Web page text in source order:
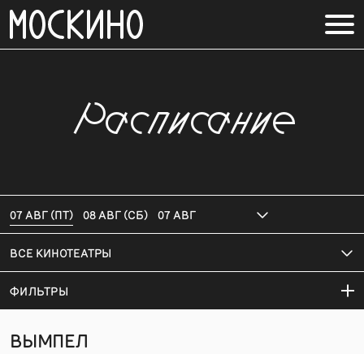
Расписание
ВСЕ КИНОТЕАТРЫ
07 АВГ (ПТ) 08 АВГ (СБ) 07 АВГ
ФИЛЬТРЫ
ВЫМПЕЛ